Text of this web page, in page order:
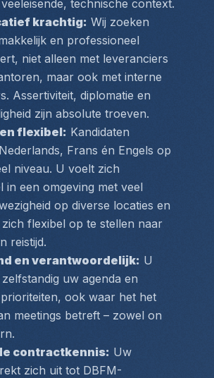
technische context.
krachtig: Wij zoeken
en professioneel
niet alleen met leveranciers
maar ook met interne
Assertiviteit, diplomatie en
zijn absolute troeven.
flexibel: Kandidaten
Frans én Engels op
niveau. U voelt zich
in een omgeving met veel
op diverse locaties en
flexibel op te stellen naar
reistijd.
en verantwoordelijk: U
uw agenda en
ook waar het het
meetings betreft – zowel on
contractkennis: Uw
zich uit tot DBFM-